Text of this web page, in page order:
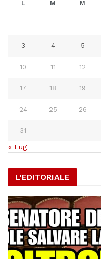
L M M
3 4 5
10 11 12
17 18 19
24 25 26
31
« Lug
L’EDITORIALE